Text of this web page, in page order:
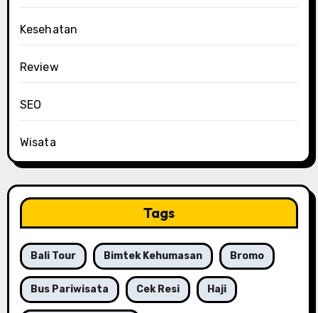
Kesehatan
Review
SEO
Wisata
Tags
Bali Tour Bimtek Kehumasan Bromo
Bus Pariwisata Cek Resi Haji